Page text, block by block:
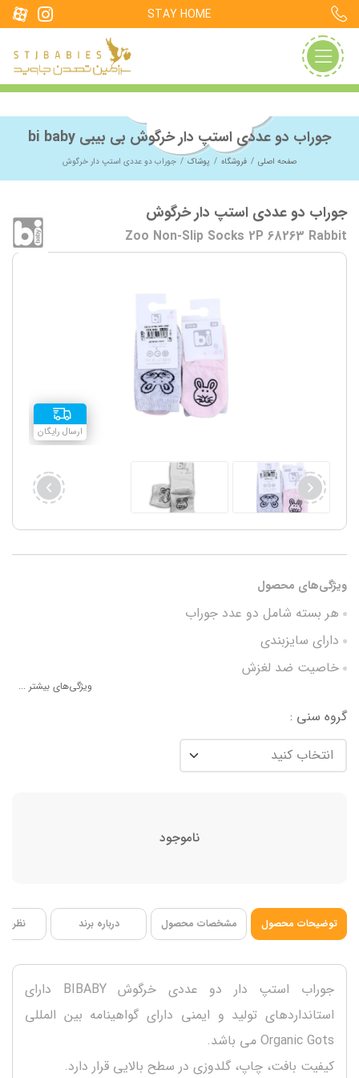
STAY HOME
جوراب دو عددی استپ دار خرگوش بی بیبی bi baby
صفحه اصلی فروشگاه پوشاک جوراب دو عددی استپ دار خرگوش
جوراب دو عددی استپ دار خرگوش
Zoo Non-Slip Socks 2P 68263 Rabbit
ارسال رایگان
ویژگی‌های محصول
هر بسته شامل دو عدد جوراب
دارای سایزبندی
خاصیت ضد لغزش
ویژگی‌های بیشتر ...
گروه سنی :
ناموجود
توضیحات محصول مشخصات محصول درباره برند نظرات
جوراب استپ دار دو عددی خرگوش BIBABY دارای
استانداردهای تولید و ایمنی دارای گواهینامه بین المللی
Organic Gots می باشد.
کیفیت بافت، چاپ، گلدوزی در سطح بالایی قرار دارد.